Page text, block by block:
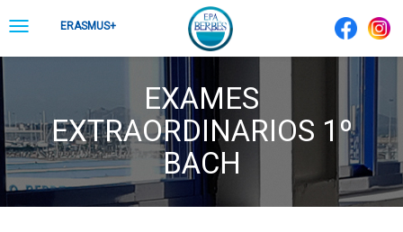
to ToggleERASMUS+
EXAMES
EXTRAORDINARIOS 1º
BACH